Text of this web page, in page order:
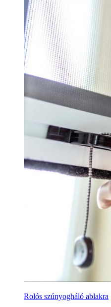
Rolós szúnyogháló ablakra